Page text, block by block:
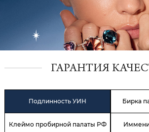
ГАРАНТИЯ
Подлинность УИН Бирка
Клеймо пробирной палаты РФ